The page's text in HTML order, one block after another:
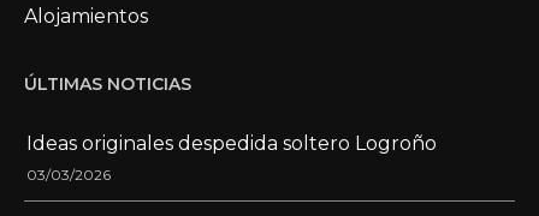
Alojamientos
ÚLTIMAS NOTICIAS
Ideas originales despedida soltero Logroño
03/03/2026